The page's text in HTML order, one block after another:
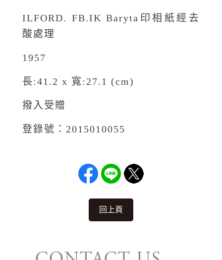
ILFORD. FB.IK Baryta印相紙經去
酸處理
1957
長:41.2 x 寬:27.1 (cm)
撥入受贈
登錄號：2015010055
回上頁